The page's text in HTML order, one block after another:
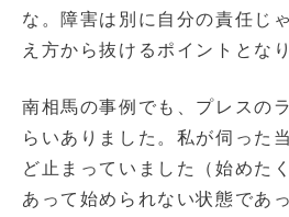
な。障害は別に自分の責任じ
え方から抜けるポイントとな
南相馬の事例でも、プレスの
らいありました。私が伺った
ど止まっていました（始めた
あって始められない状態であ